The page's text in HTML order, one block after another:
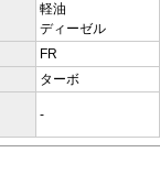
軽油
ディーゼル
FR
ターボ
-